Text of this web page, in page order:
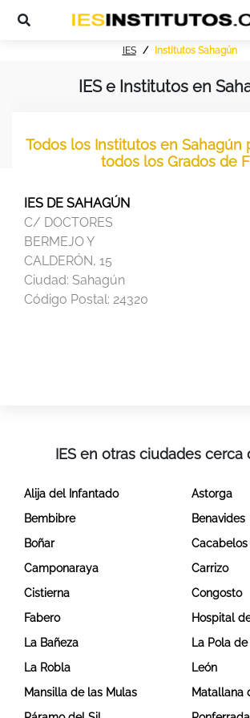
IES Institutos Sahagún
IES e Institutos en
Todos los Institutos en Sahagún
todos los Grados de
IES DE SAHAGÚN
C/ DOCTORES
BERMEJO Y
CALDERÓN, 15
Ciudad: Sahagún
Código Postal: 24320
IES en otras ciudades cerca
Alija del Infantado
Astorga
Bembibre
Benavides
Boñar
Cacabelos
Camponaraya
Carrizo
Cistierna
Congosto
Fabero
Hospital
La Bañeza
La Pola
La Robla
León
Mansilla de las Mulas
Matallana